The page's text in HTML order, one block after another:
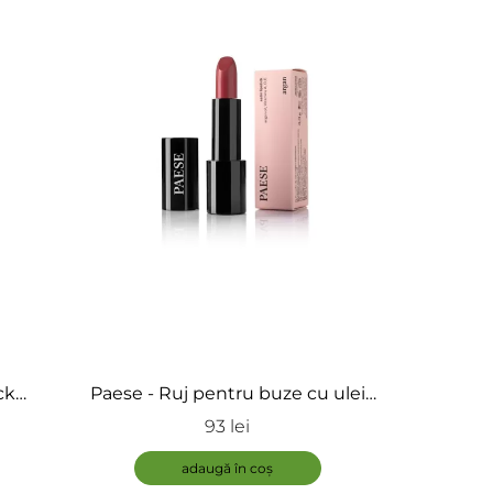
Paese - Ruj pentru buze cu ulei
de argan - Lip Stick Argan Oil
93 lei
adaugă în coș